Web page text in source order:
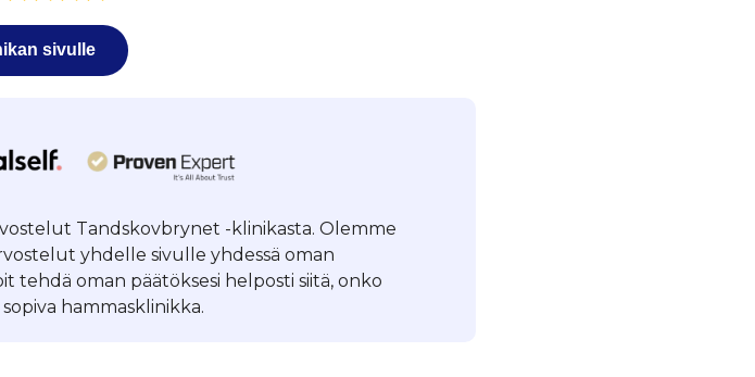
sivulle
Tandskovbrynet -klinikasta. Olemme
yhdelle sivulle yhdessä oman
tehdä oman päätöksesi helposti siitä, onko
hammasklinikka.